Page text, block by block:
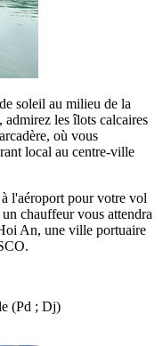
soleil au milieu de la
les îlots calcaires
où vous
local au centre-ville
l'aéroport pour votre vol
chauffeur vous attendra
An, une ville portuaire
(Pd ; Dj)